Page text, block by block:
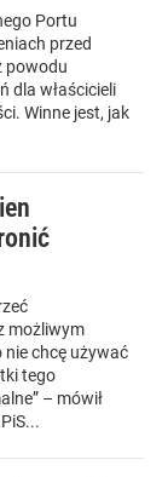
Portu
przed
powodu
dla właścicieli
Winne jest, jak
możliwym
chcę używać
tego
– mówił